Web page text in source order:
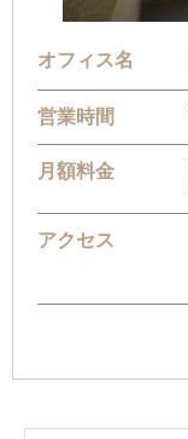
オフィス名
営業時間
月額料金
アクセス